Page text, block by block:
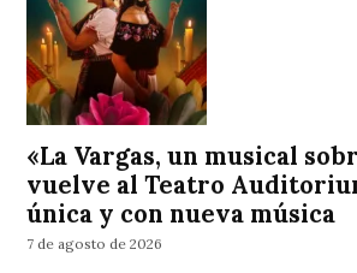
«La Vargas, un musical
vuelve al Teatro
única y con nueva música
7 de agosto de 2026